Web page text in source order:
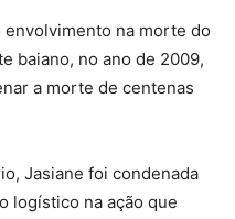
envolvimento na morte do
baiano, no ano de 2009,
a morte de centenas
Jasiane foi condenada
logístico na ação que